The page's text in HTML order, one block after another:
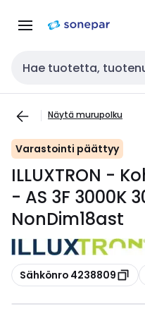
navigointiinsisältöön
Haku
Näytä murupolku
Varastointi päättyy
ILLUXTRON -
- AS 3F 3000K
NonDim18ast
Kopioi
Sähkönro 4238809